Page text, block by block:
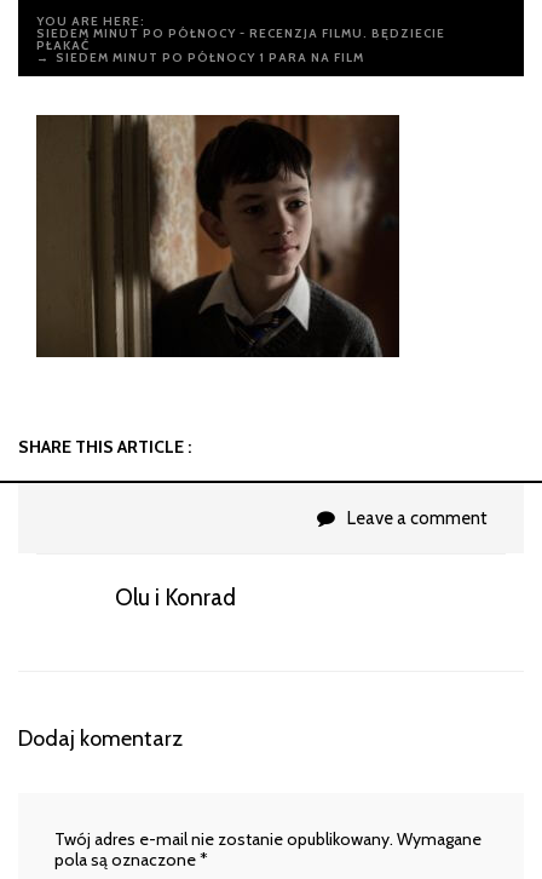
YOU ARE HERE:
SIEDEM MINUT PO PÓŁNOCY - RECENZJA FILMU. BĘDZIECIE
PŁAKAĆ
→ SIEDEM MINUT PO PÓŁNOCY 1 PARA NA FILM
SHARE THIS ARTICLE :
Leave a comment
Olu i Konrad
Dodaj komentarz
Twój adres e-mail nie zostanie opublikowany. Wymagane
pola są oznaczone*